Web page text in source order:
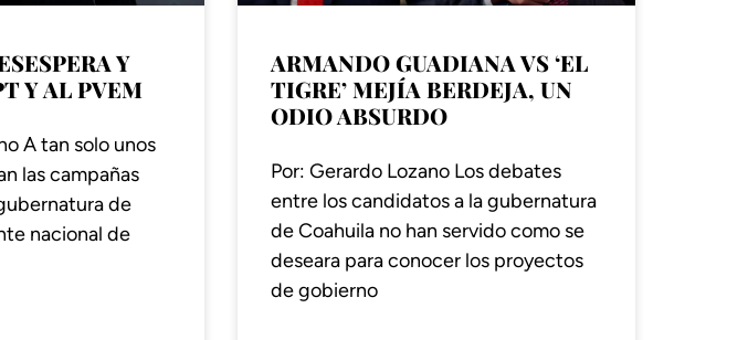
Y
Y AL PVEM
A tan solo unos
las campañas
de
nacional de
ARMANDO GUADIANA VS ‘EL
TIGRE’ MEJÍA BERDEJA, UN
ODIO ABSURDO
Por: Gerardo Lozano Los debates
entre los candidatos a la gubernatura
de Coahuila no han servido como se
deseara para conocer los proyectos
de gobierno